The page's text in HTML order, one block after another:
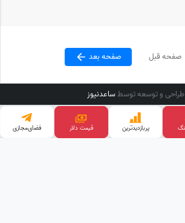
صفحه قبل صفحه بعد
طراحی و توسعه توسطساعدنیوز
پربازدید‌ترین قیمت دلار فضای‌مجازی